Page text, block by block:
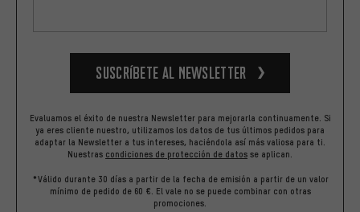
Suscríbete al newsletter
Evaluamos el éxito de nuestra Newsletter para mejorarla continuamente. Si
ya eres cliente nuestro, utilizamos los datos de tus últimos pedidos para
adaptar la Newsletter a tus intereses, haciéndola así más valiosa para ti.
Nuestras condiciones de protección de datos se aplican.
*Válido durante 30 días a partir de la fecha de emisión a partir de un valor
mínimo de pedido de 60 €. El vale no se puede combinar con otras
promociones.